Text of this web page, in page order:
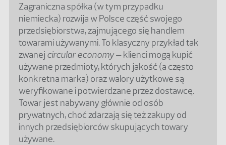
Zagraniczna spółka (w tym przypadku
niemiecka) rozwija w Polsce część swojego
przedsiębiorstwa, zajmującego się handlem
towarami używanymi. To klasyczny przykład tak
zwanej circular economy– klienci mogą kupić
używane przedmioty, których jakość (a często
konkretna marka) oraz walory użytkowe są
weryfikowane i potwierdzane przez dostawcę.
Towar jest nabywany głównie od osób
prywatnych, choć zdarzają się też zakupy od
innych przedsiębiorców skupujących towary
używane.